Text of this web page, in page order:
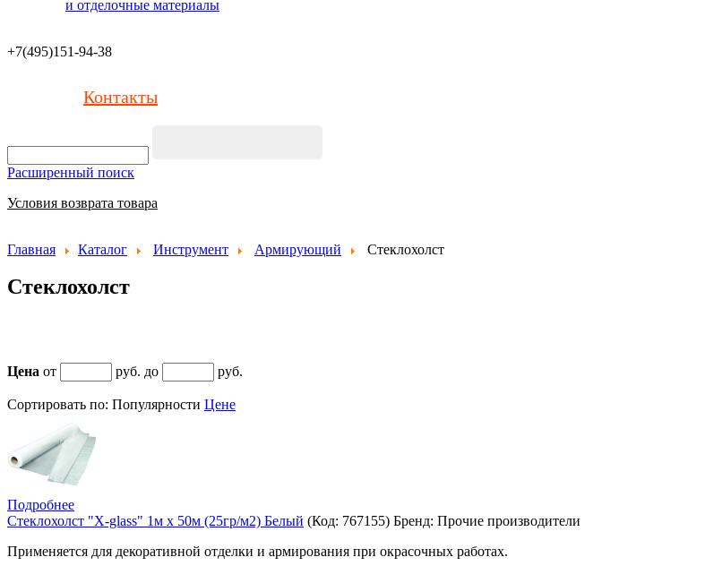
и отделочные материалы
+7(495)151-94-38
Контакты
Расширенный поиск
Условия возврата товара
Главная Каталог Инструмент Армирующий Стеклохолст
Стеклохолст
Цена от руб. до руб.
Сортировать по: Популярности Цене
Подробнее
Стеклохолст "X-glass" 1м х 50м (25гр/м2) Белый (Код: 767155) Бренд: Прочие производители
Применяется для декоративной отделки и армирования при окрасочных работах.